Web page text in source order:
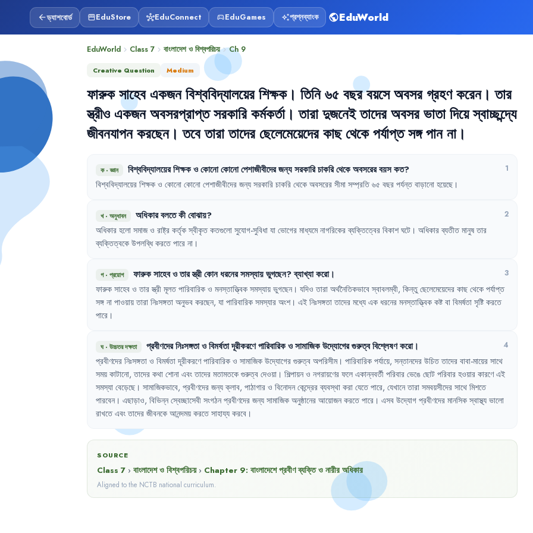
arrow_backড্যাশবোর্ড storefrontEduStore hubEduConnect sports_esportsEduGames auto_awesomeপ্রশ্নব্যাংক publicEduWorld
EduWorld chevron_right Class 7 chevron_right বাংলাদেশ ও বিশ্বপরিচয়chevron_rightCh 9
Creative Question Medium
ফারুক সাহেব একজন বিশ্ববিদ্যালয়ের শিক্ষক। তিনি ৬৫ বছর বয়সে অবসর গ্রহণ করেন। তার
স্ত্রীও একজন অবসরপ্রাপ্ত সরকারি কর্মকর্তা। তারা দুজনেই তাদের অবসর ভাতা দিয়ে স্বাচ্ছন্দ্যে
জীবনযাপন করছেন। তবে তারা তাদের ছেলেমেয়েদের কাছ থেকে পর্যাপ্ত সঙ্গ পান না।
ক·জ্ঞান বিশ্ববিদ্যালয়েরশিক্ষকওকোনোকোনোপেশাজীবীদেরজন্যসরকারিচাকরিথেকেঅবসরেরবয়সকত? 1
বিশ্ববিদ্যালয়ের শিক্ষক ও কোনো কোনো পেশাজীবীদের জন্য সরকারি চাকরি থেকে অবসরের সীমা সম্প্রতি ৬৫ বছর পর্যন্ত বাড়ানো হয়েছে ।
খ· অনুধাবন অধিকারবলতেকীবোঝায়? 2
অধিকার হলো সমাজ ও রাষ্ট্র কর্তৃক স্বীকৃত কতগুলো সুযোগ-সুবিধা যা ভোগের মাধ্যমে নাগরিকের ব্যক্তিত্বের বিকাশ ঘটে । অধিকার ব্যতীত মানুষ তার
ব্যক্তিত্বকে উপলব্ধি করতে পারে না ।
গ· প্রয়োগ ফারুকসাহেবওতারস্ত্রীকোনধরনেরসমস্যায়ভুগছেন?ব্যাখ্যাকরো। 3
ফারুক সাহেব ও তার স্ত্রী মূলত পারিবারিক ও মনস্তাত্ত্বিক সমস্যায় ভুগছেন। যদিও তারা অর্থনৈতিকভাবে স্বাবলম্বী, কিন্তু ছেলেমেয়েদের কাছ থেকে পর্যাপ্ত
সঙ্গ না পাওয়ায় তারা নিঃসঙ্গতা অনুভব করছেন, যা পারিবারিক সমস্যার অংশ। এই নিঃসঙ্গতা তাদের মধ্যে এক ধরনের মনস্তাত্ত্বিক কষ্ট বা বিমর্ষতা সৃষ্টি করতে
পারে ।
ঘ· উচ্চতর দক্ষতা প্রবীণদেরনিঃসঙ্গতাওবিমর্ষতাদূরীকরণেপারিবারিকওসামাজিকউদ্যোগেরগুরুত্ববিশ্লেষণকরো। 4
প্রবীণদের নিঃসঙ্গতা ও বিমর্ষতা দূরীকরণে পারিবারিক ও সামাজিক উদ্যোগের গুরুত্ব অপরিসীম। পারিবারিক পর্যায়ে, সন্তানদের উচিত তাদের বাবা-মায়ের সাথে
সময় কাটানো, তাদের কথা শোনা এবং তাদের মতামতকে গুরুত্ব দেওয়া । শিল্পায়ন ও নগরায়ণের ফলে একান্নবর্তী পরিবার ভেঙে ছোট পরিবার হওয়ার কারণে এই
সমস্যা বেড়েছে । সামাজিকভাবে, প্রবীণদের জন্য ক্লাব, পাঠাগার ও বিনোদন কেন্দ্রের ব্যবস্থা করা যেতে পারে, যেখানে তারা সমবয়সীদের সাথে মিশতে
পারবেন। এছাড়াও, বিভিন্ন স্বেচ্ছাসেবী সংগঠন প্রবীণদের জন্য সামাজিক অনুষ্ঠানের আয়োজন করতে পারে । এসব উদ্যোগ প্রবীণদের মানসিক স্বাস্থ্য ভালো
রাখতে এবং তাদের জীবনকে আনন্দময় করতে সাহায্য করবে ।
SOURCE
Class 7 › বাংলাদেশ ও বিশ্বপরিচয় › Chapter 9: বাংলাদেশে প্রবীণ ব্যক্তি ও নারীর অধিকার
Aligned to the NCTB national curriculum.